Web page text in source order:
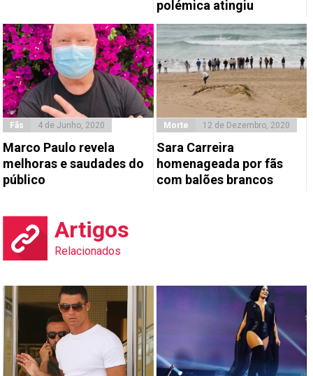
polémica atingiu
Fãs 4 de Junho, 2020
Marco Paulo revela
melhoras e saudades do
público
Morte 12 de Dezembro, 2020
Sara Carreira
homenageada por fãs
com balões brancos
Artigos
Relacionados